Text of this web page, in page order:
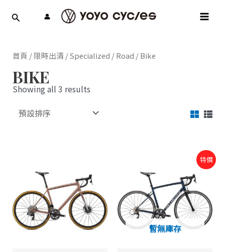
首頁 /限時出清/Specialized /Road / Bike
BIKE
Showing all 3 results
特價
暫無庫存
格：
NT$52,000。
目
前